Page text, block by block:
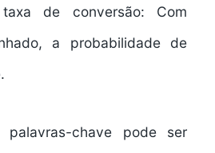
de conversão: Com
a probabilidade de
palavras-chave pode ser